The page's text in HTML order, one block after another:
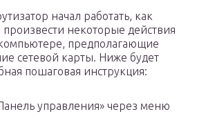
начал работать, как
некоторые действия
предполагающие
сетевой карты. Ниже будет
пошаговая инструкция:
управления» через меню